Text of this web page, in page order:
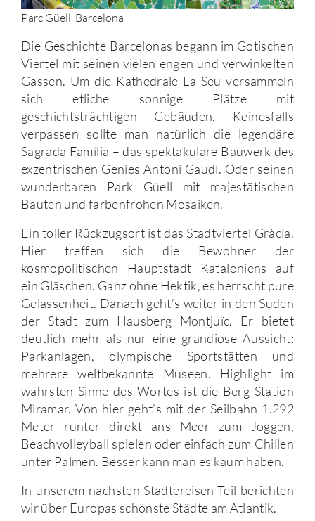
Parc Güell, Barcelona
Die Geschichte Barcelonas begann im Gotischen
Viertel mit seinen vielen engen und verwinkelten
Gassen. Um die Kathedrale La Seu versammeln
sich etliche sonnige Plätze mit
geschichtsträchtigen Gebäuden. Keinesfalls
verpassen sollte man natürlich die legendäre
Sagrada Família – das spektakuläre Bauwerk des
exzentrischen Genies Antoni Gaudí. Oder seinen
wunderbaren Park Güell mit majestätischen
Bauten und farbenfrohen Mosaiken.
Ein toller Rückzugsort ist das Stadtviertel Gràcia.
Hier treffen sich die Bewohner der
kosmopolitischen Hauptstadt Kataloniens auf
ein Gläschen. Ganz ohne Hektik, es herrscht pure
Gelassenheit. Danach geht’s weiter in den Süden
der Stadt zum Hausberg Montjuïc. Er bietet
deutlich mehr als nur eine grandiose Aussicht:
Parkanlagen, olympische Sportstätten und
mehrere weltbekannte Museen. Highlight im
wahrsten Sinne des Wortes ist die Berg-Station
Miramar. Von hier geht’s mit der Seilbahn 1.292
Meter runter direkt ans Meer zum Joggen,
Beachvolleyball spielen oder einfach zum Chillen
unter Palmen. Besser kann man es kaum haben.
In unserem nächsten Städtereisen-Teil berichten
wir über Europas schönste Städte am Atlantik.